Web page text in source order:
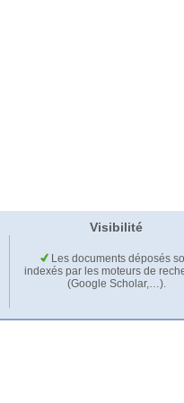
Visibilité
Les documents déposés
indexés par les moteurs de
(Google Scholar,…).